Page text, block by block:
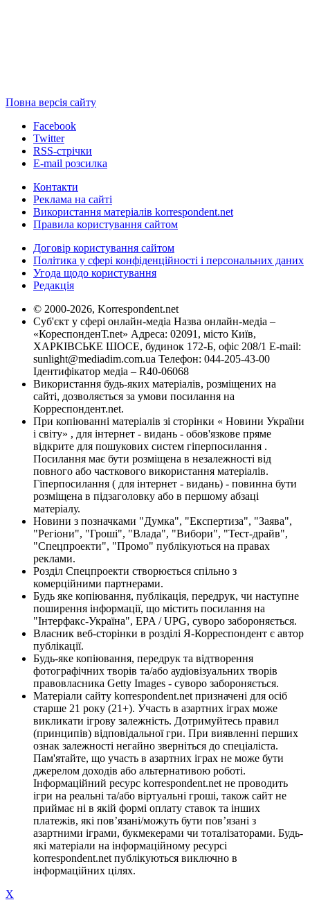
Повна версія сайту
Facebook
Twitter
RSS-стрічки
E-mail розсилка
Контакти
Реклама на сайті
Використання матеріалів korrespondent.net
Правила користування сайтом
Договір користування сайтом
Політика у сфері конфіденційності і персональних даних
Угода щодо користування
Редакція
© 2000-2026, Korrespondent.net
Суб'єкт у сфері онлайн-медіа Назва онлайн-медіа –
«КореспонденТ.net» Адреса: 02091, місто Київ,
ХАРКІВСЬКЕ ШОСЕ, будинок 172-Б, офіс 208/1 E-mail:
sunlight@mediadim.com.ua Телефон: 044-205-43-00
Ідентифікатор медіа – R40-06068
Використання будь-яких матеріалів, розміщених на
сайті, дозволяється за умови посилання на
Корреспондент.net.
При копіюванні матеріалів зі сторінки « Новини України
і світу» , для інтернет - видань - обов'язкове пряме
відкрите для пошукових систем гіперпосилання .
Посилання має бути розміщена в незалежності від
повного або часткового використання матеріалів.
Гіперпосилання ( для інтернет - видань) - повинна бути
розміщена в підзаголовку або в першому абзаці
матеріалу.
Новини з позначками "Думка", "Експертиза", "Заява",
"Регіони", "Гроші", "Влада", "Вибори", "Тест-драйв",
"Спецпроекти", "Промо" публікуються на правах
реклами.
Розділ Спецпроекти створюється спільно з
комерційними партнерами.
Будь яке копіювання, публікація, передрук, чи наступне
поширення інформації, що містить посилання на
"Інтерфакс-Україна", EPA / UPG, суворо забороняється.
Власник веб-сторінки в розділі Я-Корреспондент є автор
публікації.
Будь-яке копіювання, передрук та відтворення
фотографічних творів та/або аудіовізуальних творів
правовласника Getty Images - суворо забороняється.
Матеріали сайту korrespondent.net призначені для осіб
старше 21 року (21+). Участь в азартних іграх може
викликати ігрову залежність. Дотримуйтесь правил
(принципів) відповідальної гри. При виявленні перших
ознак залежності негайно зверніться до спеціаліста.
Пам'ятайте, що участь в азартних іграх не може бути
джерелом доходів або альтернативою роботі.
Інформаційний ресурс korrespondent.net не проводить
ігри на реальні та/або віртуальні гроші, також сайт не
приймає ні в якій формі оплату ставок та інших
платежів, які пов’язані/можуть бути пов’язані з
азартними іграми, букмекерами чи тоталізаторами. Будь-
які матеріали на інформаційному ресурсі
korrespondent.net публікуються виключно в
інформаційних цілях.
X